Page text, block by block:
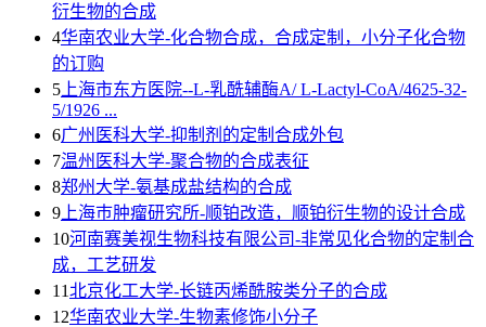
衍生物的合成
4华南农业大学-化合物合成，合成定制，小分子化合物
的订购
5 上海市东方医院--L-乳酰辅酶A/ L-Lactyl-CoA/4625-32-
5/1926 ...
6广州医科大学-抑制剂的定制合成外包
7温州医科大学-聚合物的合成表征
8郑州大学-氨基成盐结构的合成
9 上海巿肿瘤研究所-顺铂改造，顺铂衍生物的设计合成
10河南赛美视生物科技有限公司-非常见化合物的定制合
成，工艺研发
11北京化工大学-长链丙烯酰胺类分子的合成
12华南农业大学-生物素修饰小分子